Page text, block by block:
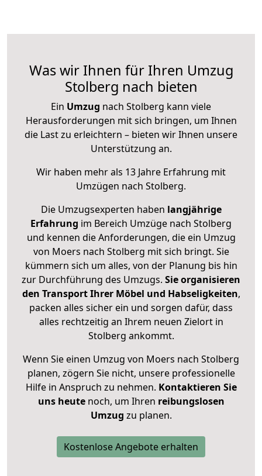
Was wir Ihnen für Ihren Umzug
Stolberg nach bieten
Ein Umzug nach Stolberg kann viele
Herausforderungen mit sich bringen, um Ihnen
die Last zu erleichtern – bieten wir Ihnen unsere
Unterstützung an.
Wir haben mehr als 13 Jahre Erfahrung mit
Umzügen nach Stolberg.
Die Umzugsexperten haben langjährige
Erfahrung im Bereich Umzüge nach Stolberg
und kennen die Anforderungen, die ein Umzug
von Moers nach Stolberg mit sich bringt. Sie
kümmern sich um alles, von der Planung bis hin
zur Durchführung des Umzugs. Sie organisieren
den Transport Ihrer Möbel und Habseligkeiten,
packen alles sicher ein und sorgen dafür, dass
alles rechtzeitig an Ihrem neuen Zielort in
Stolberg ankommt.
Wenn Sie einen Umzug von Moers nach Stolberg
planen, zögern Sie nicht, unsere professionelle
Hilfe in Anspruch zu nehmen. Kontaktieren Sie
uns heutenoch, um Ihren reibungslosen
Umzug zu planen.
Kostenlose Angebote erhalten